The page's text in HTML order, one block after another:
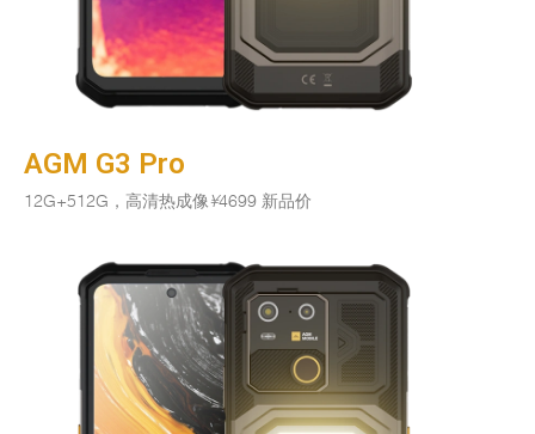
AGM G3 Pro
12G+512G，高清热成像¥4699 新品价